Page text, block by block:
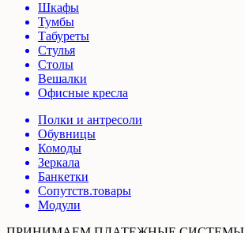
Шкафы
Тумбы
Табуреты
Стулья
Столы
Вешалки
Офисные кресла
Полки и антресоли
Обувницы
Комоды
Зеркала
Банкетки
Сопутств.товары
Модули